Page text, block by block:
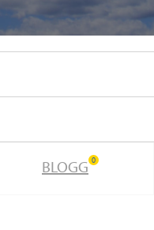
i
l
BLOGG 0